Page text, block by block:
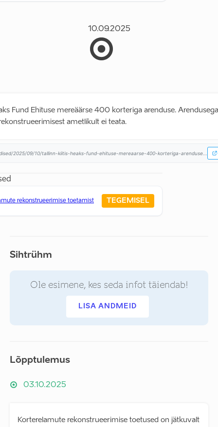
10.09.2025
Fund Ehituse mereäärse 400 korteriga arenduse.
ametlikult ei teata.
2025/09/10/tallinn-kiitis-heaks-fund-ehituse-mereaarse-400-korteriga-arenduse...
rekonstrueerimise toetamist TEGEMISEL
Sihtrühm
Ole esimene, kes seda infot täiendab!
LISA ANDMEID
Lõpptulemus
03.10.2025
Korterelamute rekonstrueerimise toetused on jätkuvalt